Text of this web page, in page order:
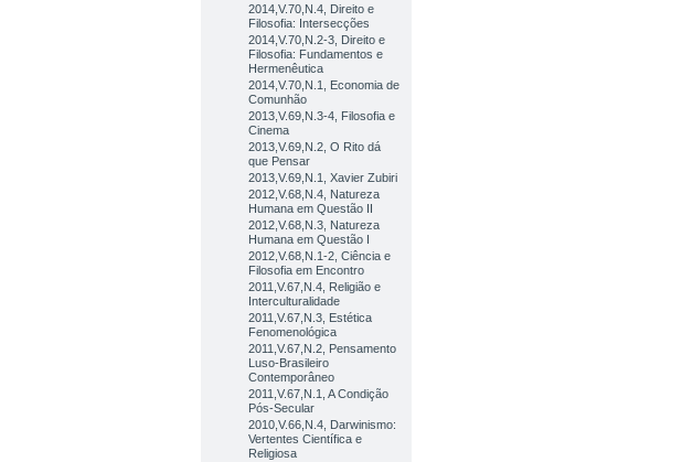
2014,V.70,N.4, Direito e
Filosofia: Intersecções
2014,V.70,N.2-3, Direito e
Filosofia: Fundamentos e
Hermenêutica
2014,V.70,N.1, Economia de
Comunhão
2013,V.69,N.3-4, Filosofia e
Cinema
2013,V.69,N.2, O Rito dá
que Pensar
2013,V.69,N.1, Xavier Zubiri
2012,V.68,N.4, Natureza
Humana em Questão II
2012,V.68,N.3, Natureza
Humana em Questão I
2012,V.68,N.1-2, Ciência e
Filosofia em Encontro
2011,V.67,N.4, Religião e
Interculturalidade
2011,V.67,N.3, Estética
Fenomenológica
2011,V.67,N.2, Pensamento
Luso-Brasileiro
Contemporâneo
2011,V.67,N.1, A Condição
Pós-Secular
2010,V.66,N.4, Darwinismo:
Vertentes Científica e
Religiosa